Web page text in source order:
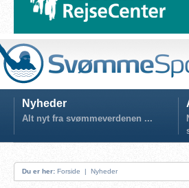
Nyheder
Alt nyt fra svømmeverdenen ...
Du er her: Forside | Nyheder